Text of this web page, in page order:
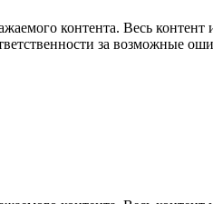
контента. Весь контент
за возможные